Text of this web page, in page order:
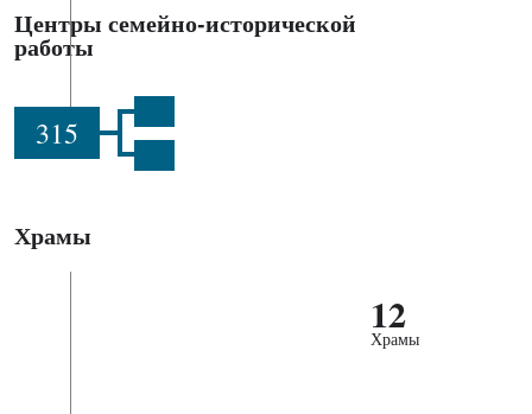
Центры семейно-исторической
работы
315
Храмы
12
Храмы